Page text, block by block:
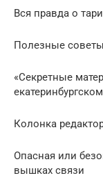
Вся правда о
Полезные
«Секретные
Колонка
Опасная или
вышках связи